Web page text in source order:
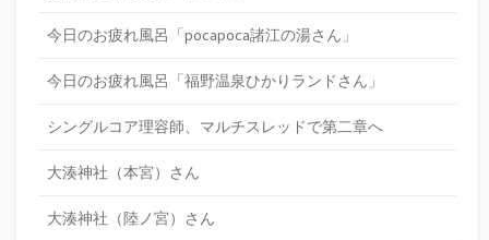
今日のお疲れ風呂「pocapoca諸江の湯さん」
今日のお疲れ風呂「福野温泉ひかりランドさん」
シングルコア理容師、マルチスレッドで第二章へ
大湊神社（本宮）さん
大湊神社（陸ノ宮）さん